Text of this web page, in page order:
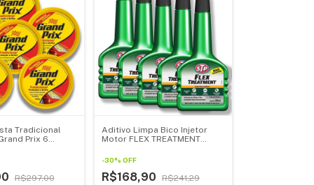
Tradicional
Prix 6
Auto Brilho e
R$297,00
Aditivo Limpa Bico Injetor
Motor FLEX TREATMENT
-30% OFF
R$168,90 R$241,29